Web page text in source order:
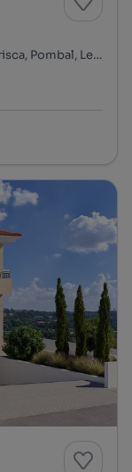
Travessa do Canto, Guia, Ilha e Mata Mourisca, Pombal, Leiria